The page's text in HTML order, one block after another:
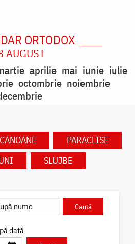
ORTODOX
AUGUST
aprilie mai iunie iulie
octombrie noiembrie
CANOANE
PARACLISE
SLUJBE
dată